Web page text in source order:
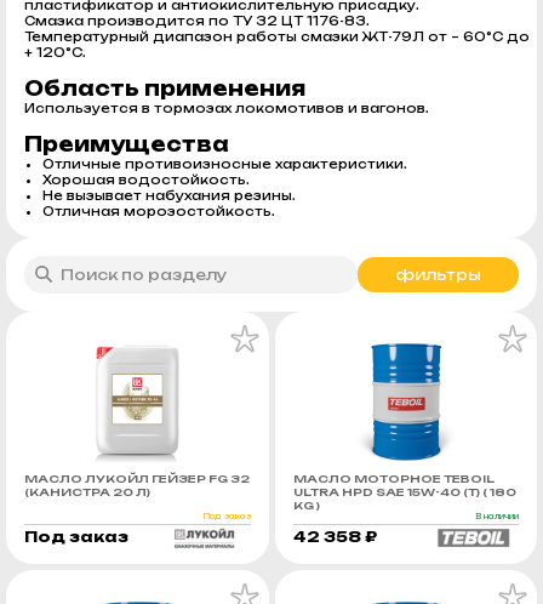
пластификатор и антиокислительную присадку.
Смазка производится по ТУ 32 ЦТ 1176-83.
Температурный диапазон работы смазки ЖТ-79Л от – 60°C до
+ 120°С.
Область применения
Используется в тормозах локомотивов и вагонов.
Преимущества
Отличные противоизносные характеристики.
Хорошая водостойкость.
Не вызывает набухания резины.
Отличная морозостойкость.
фильтры
МАСЛО ЛУКОЙЛ ГЕЙЗЕР FG 32
(КАНИСТРА 20 Л)
Под заказ
Под заказ
МАСЛО МОТОРНОЕ TEBOIL
ULTRA HPD SAE 15W-40 (Т) ( 180
KG )
В наличии
42 358 ₽